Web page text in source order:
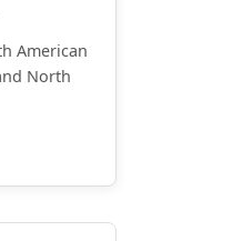
American
North